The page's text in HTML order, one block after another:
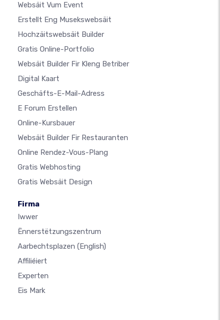
Websäit Vum Event
Erstellt Eng Musekswebsäit
Hochzäitswebsäit Builder
Gratis Online-Portfolio
Websäit Builder Fir Kleng Betriber
Digital Kaart
Geschäfts-E-Mail-Adress
E Forum Erstellen
Online-Kursbauer
Websäit Builder Fir Restauranten
Online Rendez-Vous-Plang
Gratis Webhosting
Gratis Websäit Design
Firma
Iwwer
Ënnerstëtzungszentrum
Aarbechtsplazen (English)
Affiliéiert
Experten
Eis Mark